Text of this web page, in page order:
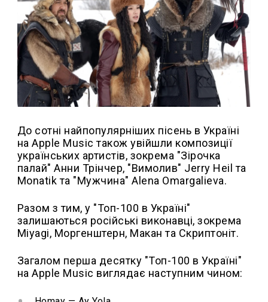
До сотні найпопулярніших пісень в Україні
на Apple Music також увійшли композиції
українських артистів, зокрема "Зірочка
палай" Анни Трінчер, "Вимолив" Jerry Heil та
Monatik та "Мужчина" Alena Omargalieva.
Разом з тим, у "Топ-100 в Україні"
залишаються російські виконавці, зокрема
Miyagi, Моргенштерн, Макан та Скриптоніт.
Загалом перша десятку "Топ-100 в Україні"
на Apple Music виглядає наступним чином: